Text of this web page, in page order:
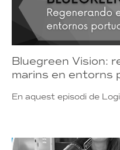
Bluegreen Vision:
marins en entorns
En aquest episodi de